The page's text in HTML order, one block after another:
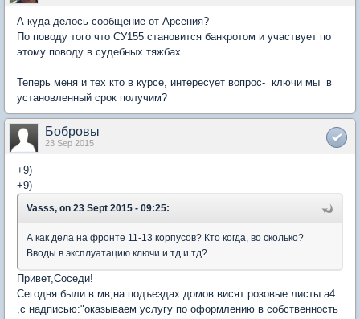
А куда делось сообщение от Арсения?
По поводу того что СУ155 становится банкротом и участвует по
этому поводу в судебных тяжбах.
Теперь меня и тех кто в курсе, интересует вопрос- ключи мы в
установленный срок получим?
Бобровы
23 Sep 2015
+9)
+9)
Vasss, on 23 Sept 2015 - 09:25:
А как дела на фронте 11-13 корпусов? Кто когда, во сколько?
Вводы в эксплуатацию ключи и тд и тд?
Привет,Соседи!
Сегодня были в мв,на подъездах домов висят розовые листы а4
,с надписью:"оказываем услугу по оформлению в собственность